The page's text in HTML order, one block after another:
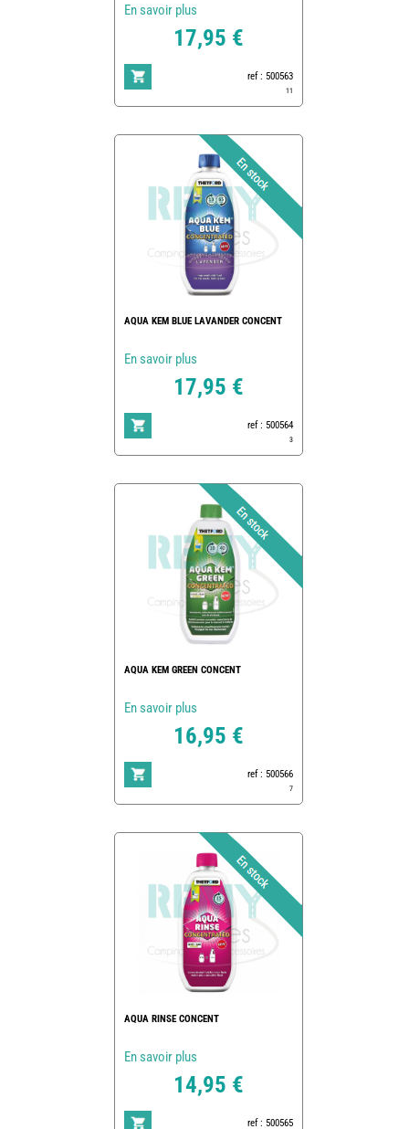
En savoir plus
17,95 €
ref : 500563
11
AQUA KEM BLUE LAVANDER CONCENT
En savoir plus
17,95 €
ref : 500564
3
AQUA KEM GREEN CONCENT
En savoir plus
16,95 €
ref : 500566
7
AQUA RINSE CONCENT
En savoir plus
14,95 €
ref : 500565